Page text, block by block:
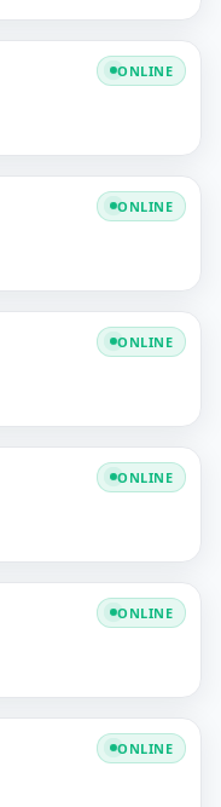
ONLINE
ONLINE
ONLINE
ONLINE
ONLINE
ONLINE